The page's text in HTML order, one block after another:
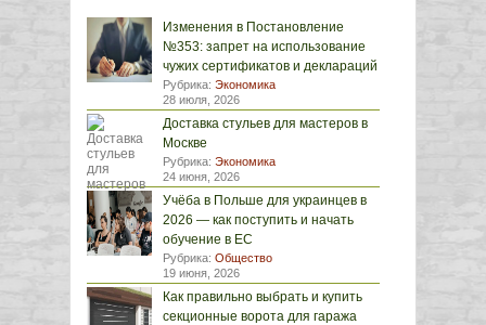
Изменения в Постановление
№353: запрет на использование
чужих сертификатов и деклараций
Рубрика: Экономика
28 июля, 2026
Доставка стульев для мастеров в
Москве
Рубрика: Экономика
24 июня, 2026
Учёба в Польше для украинцев в
2026 — как поступить и начать
обучение в ЕС
Рубрика: Общество
19 июня, 2026
Как правильно выбрать и купить
секционные ворота для гаража